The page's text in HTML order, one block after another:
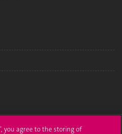
you agree to the storing of